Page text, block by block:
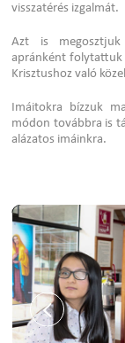
visszatérés izgalmát.
Azt is megosztjuk
apránként folytattuk
Krisztushoz való
Imáitokra bízzuk
módon továbbra is
alázatos imáinkra.